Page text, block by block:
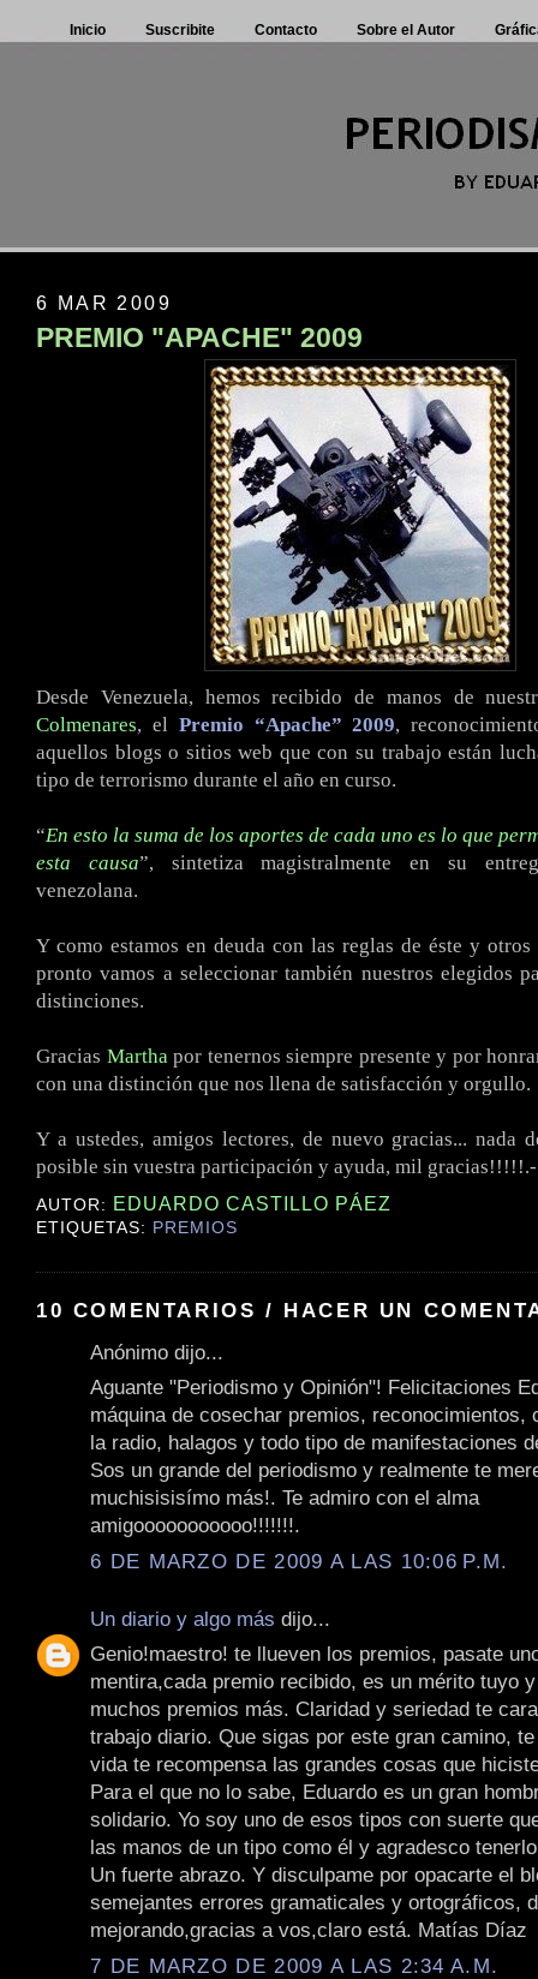
Inicio Suscribite Contacto Sobre el Autor
6 MAR 2009
PREMIO "APACHE" 2009
Desde Venezuela, hemos recibido de manos de
Colmenares, el Premio “Apache” 2009,
aquellos blogs o sitios web que con su trabajo están
tipo de terrorismo durante el año en curso.
“En esto la suma de los aportes de cada uno es lo que
esta causa”, sintetiza magistralmente en su
venezolana.
Y como estamos en deuda con las reglas de éste y
pronto vamos a seleccionar también nuestros elegidos
distinciones.
Gracias Marthapor tenernos siempre presente y por
con una distinción que nos llena de satisfacción y orgullo.
Y a ustedes, amigos lectores, de nuevo gracias... nada
posible sin vuestra participación y ayuda, mil gracias!!!!!.-
AUTOR: EDUARDO CASTILLO PÁEZ
ETIQUETAS: PREMIOS
10 COMENTARIOS / HACER UN
Anónimo dijo...
Aguante "Periodismo y Opinión"! Felicitaciones
máquina de cosechar premios, reconocimientos,
la radio, halagos y todo tipo de manifestaciones
Sos un grande del periodismo y realmente te
muchisisisímo más!. Te admiro con el alma
amigooooooooooo!!!!!!!.
6 DE MARZO DE 2009 A LAS 10:06 P.M.
Un diario y algo más dijo...
Genio!maestro! te llueven los premios, pasate
mentira,cada premio recibido, es un mérito tuyo
muchos premios más. Claridad y seriedad te
trabajo diario. Que sigas por este gran camino,
vida te recompensa las grandes cosas que
Para el que no lo sabe, Eduardo es un gran
solidario. Yo soy uno de esos tipos con suerte
las manos de un tipo como él y agradesco
Un fuerte abrazo. Y disculpame por opacarte el
semejantes errores gramaticales y ortográficos,
mejorando,gracias a vos,claro está. Matías Díaz
7 DE MARZO DE 2009 A LAS 2:34 A.M.